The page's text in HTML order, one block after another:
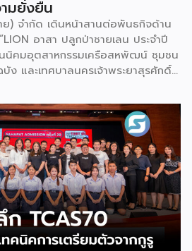
มุ่งหวังให้เป็นแรงขับเคลื่อนแก่
Yili Group […]
มยั่งยืน
ย) จำกัด เดินหน้าสานต่อพันธกิจด้าน
อาสา ปลูกป่าชายเลน ประจำปี
นิคมอุตสาหกรรมเครือสหพัฒน์ ชุมชน
ง และเทศบาลนครเจ้าพระยาสุรศักดิ์
มพื้นที่สีเขียว และส่งเสริมการมีส่วนร่วม
ษ์ทรัพยากรธรรมชาติอย่างยั่งยืน
จาก นายสันติ ศิริตันหยง รองนายก
ป็นประธานในพิธีเปิด พร้อมด้วยผู้
าของบริษัท ไลอ้อน (ประเทศไทย)
ในนิคมอุตสาหกรรมเครือสหพัฒน์
ทนชุมชน ร่วมกันปลูกต้นโกงกางและ
แนวคิด “รวมพลังคนรักษ์โลก ปลูกป่า
เพื่อฟื้นฟูความอุดมสมบูรณ์ของระบบ
อนุบาลสัตว์น้ำที่สำคัญ ช่วยป้องกันการ